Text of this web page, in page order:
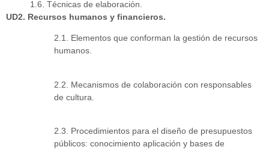
1.6. Técnicas de elaboración.
UD2. Recursos humanos y financieros.
2.1. Elementos que conforman la gestión de recursos
humanos.
2.2. Mecanismos de colaboración con responsables
de cultura.
2.3. Procedimientos para el diseño de presupuestos
públicos: conocimiento aplicación y bases de